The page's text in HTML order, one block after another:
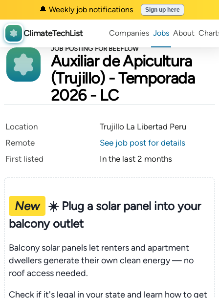
🔔 Weekly job notifications Sign up here
ClimateTechList Companies Jobs About
JOB POSTING FOR BEEFLOW
Auxiliar de Apicultura
(Trujillo) - Temporada
2026 - LC
Location
Trujillo La Libertad Peru
Remote
See job post for details
First listed
In the last 2 months
New
☀️ Plug a solar panel into your
balcony outlet
Balcony solar panels let renters and apartment
dwellers generate their own clean energy — no
roof access needed.
Check if it's legal in your state and learn how to get